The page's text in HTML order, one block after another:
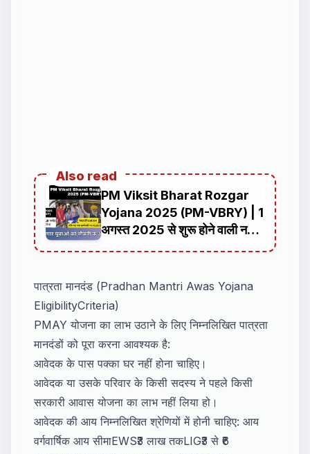
Also read
PM Viksit Bharat Rozgar
Yojana 2025 (PM-VBRY) | 1
अगस्त 2025 से शुरू होने वाली नई
पात्रता मानदंड (Pradhan Mantri Awas Yojana
EligibilityCriteria)
PMAY योजना का लाभ उठाने के लिए निम्नलिखित पात्रता
मानदंडों को पूरा करना आवश्यक है:
आवेदक के पास पक्का घर नहीं होना चाहिए।
आवेदक या उसके परिवार के किसी सदस्य ने पहले किसी
सरकारी आवास योजना का लाभ नहीं लिया हो।
आवेदक की आय निम्नलिखित श्रेणियों में होनी चाहिए: आय
वर्गवार्षिक आय सीमाEWS₹3 लाख तकLIG₹3 से ₹6